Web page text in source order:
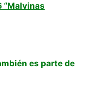
“Malvinas
es parte de